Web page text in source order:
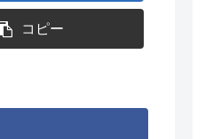
コピー